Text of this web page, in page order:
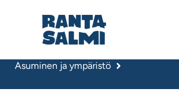
Asuminen ja ympäristö